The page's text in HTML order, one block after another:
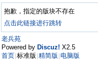
抱歉，指定的版块不存在
点击此链接进行跳转
老兵苑
Powered by Discuz! X2.5
首页 标准版 精简版 电脑版